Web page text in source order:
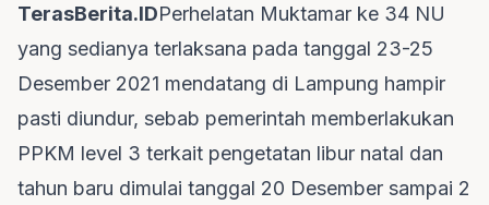
TerasBerita.IDPerhelatan Muktamar ke 34 NU
yang sedianya terlaksana pada tanggal 23-25
Desember 2021 mendatang di Lampung hampir
pasti diundur, sebab pemerintah memberlakukan
PPKM level 3 terkait pengetatan libur natal dan
tahun baru dimulai tanggal 20 Desember sampai 2